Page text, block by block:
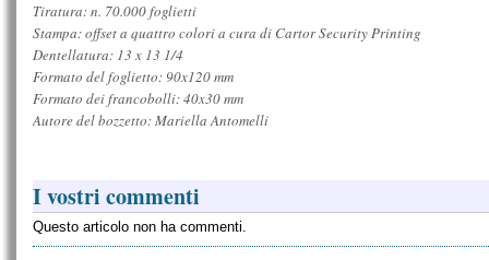
Tiratura: n. 70.000 foglietti
Stampa: offset a quattro colori a cura di Cartor Security
Dentellatura: 13 x 13 1/4
Formato del foglietto: 90x120 mm
Formato dei francobolli: 40x30 mm
Autore del bozzetto: Mariella Antomelli
I vostri commenti
Questo articolo non ha commenti.